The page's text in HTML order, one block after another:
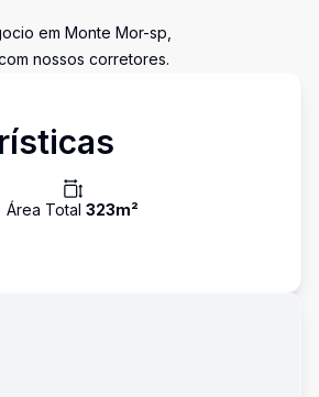
em Monte Mor-sp,
nossos corretores.
Área Total 323m²